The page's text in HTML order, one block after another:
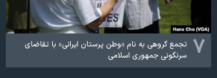
۷ تجمع گروهی به نام «وطن پرستان ایرانی» با تقاضای
سرنگونی جمهوری اسلامی